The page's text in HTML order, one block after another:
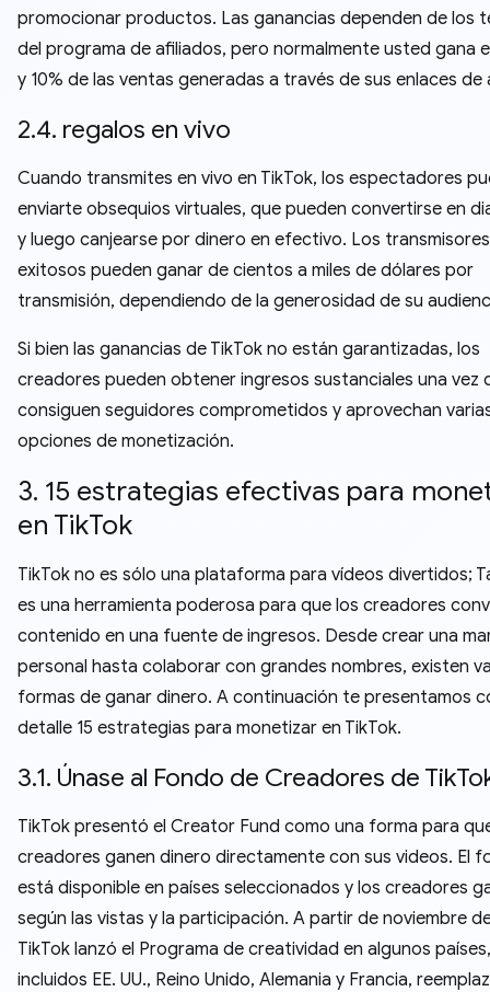
promocionar productos. Las ganancias dependen de los
del programa de afiliados, pero normalmente usted gana
y 10% de las ventas generadas a través de sus enlaces de
2.4. regalos en vivo
Cuando transmites en vivo en TikTok, los espectadores
enviarte obsequios virtuales, que pueden convertirse en
y luego canjearse por dinero en efectivo. Los
exitosos pueden ganar de cientos a miles de dólares por
transmisión, dependiendo de la generosidad de su
Si bien las ganancias de TikTok no están garantizadas, los
creadores pueden obtener ingresos sustanciales una vez
consiguen seguidores comprometidos y aprovechan
opciones de monetización.
3. 15 estrategias efectivas para
en TikTok
TikTok no es sólo una plataforma para vídeos divertidos;
es una herramienta poderosa para que los creadores
contenido en una fuente de ingresos. Desde crear una
personal hasta colaborar con grandes nombres, existen
formas de ganar dinero. A continuación te presentamos
detalle 15 estrategias para monetizar en TikTok.
3.1. Únase al Fondo de Creadores de
TikTok presentó el Creator Fund como una forma para
creadores ganen dinero directamente con sus videos. El
está disponible en países seleccionados y los creadores
según las vistas y la participación. A partir de noviembre
TikTok lanzó el Programa de creatividad en algunos países,
incluidos EE. UU., Reino Unido, Alemania y Francia,